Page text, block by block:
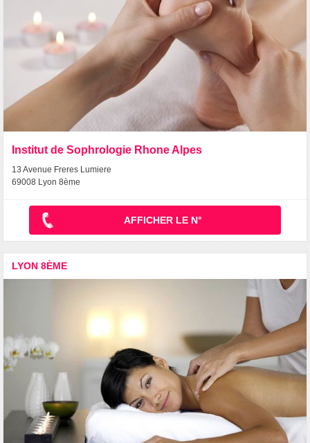
Institut de Sophrologie Rhone Alpes
13 Avenue Freres Lumiere
69008 Lyon 8ème
AFFICHER LE N°
LYON 8ÈME